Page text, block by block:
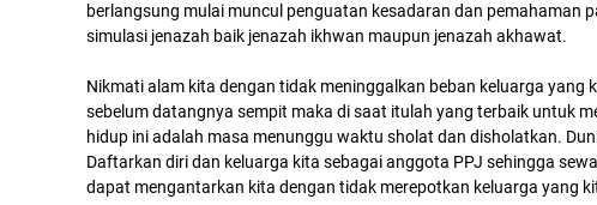
berlangsung mulai muncul penguatan kesadaran dan pemahaman
simulasi jenazah baik jenazah ikhwan maupun jenazah akhawat.
Nikmati alam kita dengan tidak meninggalkan beban keluarga yang
sebelum datangnya sempit maka di saat itulah yang terbaik untuk
hidup ini adalah masa menunggu waktu sholat dan disholatkan.
Daftarkan diri dan keluarga kita sebagai anggota PPJ sehingga
dapat mengantarkan kita dengan tidak merepotkan keluarga yang